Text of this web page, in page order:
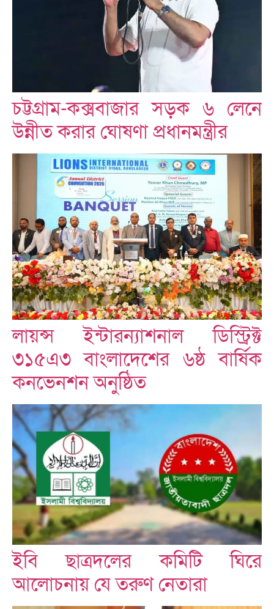
চট্টগ্রাম-কক্সবাজার সড়ক ৬ লেনে
উন্নীত করার ঘোষণা প্রধানমন্ত্রীর
লায়ন্স ইন্টারন্যাশনাল ডিস্ট্রিক্ট
৩১৫এ৩ বাংলাদেশের ৬ষ্ঠ বার্ষিক
কনভেনশন অনুষ্ঠিত
ইবি ছাত্রদলের কমিটি ঘিরে
আলোচনায় যে তরুণ নেতারা